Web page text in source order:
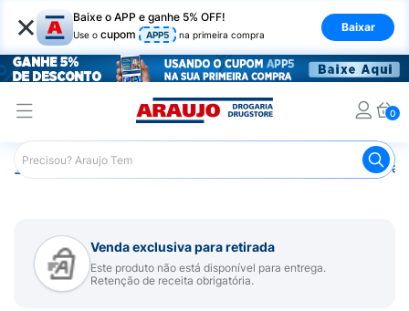
× Baixe o APP e ganhe 5% OFF!
Use o cupom APP5 na primeira compra
Baixar
0
Araujo Medicamentos Colírio para
Venda exclusiva para retirada
Este produto não está disponível para entrega.
Retenção de receita obrigatória.